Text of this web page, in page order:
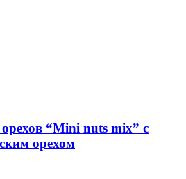
“Mini nuts mix” с
орехом